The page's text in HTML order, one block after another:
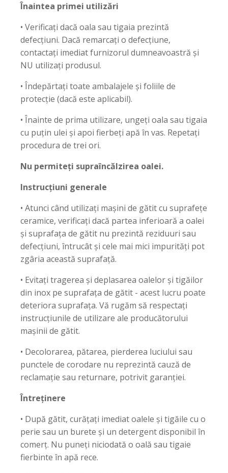
Înaintea primei utilizări
• Verificați dacă oala sau tigaia prezintă
defecțiuni. Dacă remarcați o defecțiune,
contactați imediat furnizorul dumneavoastră și
NU utilizați produsul.
• Îndepărtați toate ambalajele și foliile de
protecție (dacă este aplicabil).
• Înainte de prima utilizare, ungeți oala sau tigaia
cu puțin ulei și apoi fierbeți apă în vas. Repetați
procedura de trei ori.
Nu permiteți supraîncălzirea oalei.
Instrucțiuni generale
• Atunci când utilizați mașini de gătit cu suprafețe
ceramice, verificați dacă partea inferioară a oalei
și suprafața de gătit nu prezintă reziduuri sau
defecțiuni, întrucât și cele mai mici impurități pot
zgâria această suprafață.
• Evitați tragerea și deplasarea oalelor și tigăilor
din inox pe suprafața de gătit - acest lucru poate
deteriora suprafața. Vă rugăm să respectați
instrucțiunile de utilizare ale producătorului
mașinii de gătit.
• Decolorarea, pătarea, pierderea luciului sau
punctele de corodare nu reprezintă cauză de
reclamație sau returnare, potrivit garanției.
Întreținere
• După gătit, curățați imediat oalele și tigăile cu o
perie sau un burete și un detergent disponibil în
comerț. Nu puneți niciodată o oală sau tigaie
fierbinte în apă rece.